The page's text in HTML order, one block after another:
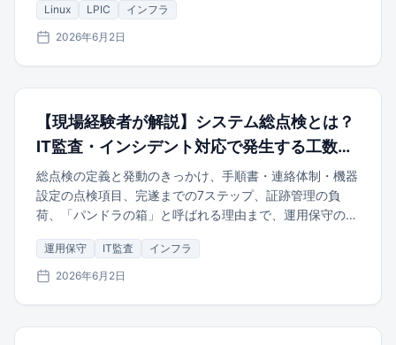
Linux LPIC インフラ
2026年6月2日
【現場経験者が解説】システム総点検とは？
IT監査・インシデント対応で発生する工数と
実態
総点検の定義と発動のきっかけ、手順書・連絡体制・機器
設定の点検項目、完遂までの7ステップ、証跡管理の負
荷、「パンドラの箱」と呼ばれる理由まで、運用保守の現
運用保守 IT監査 インフラ
2026年6月2日